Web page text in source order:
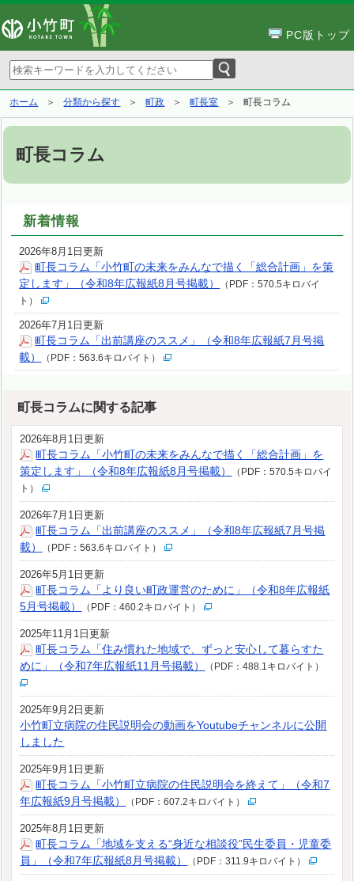
PC版トップ
ホーム 分類から探す 町政 町長室 町長コラム
町長コラム
新着情報
2026年8月1日更新
町長コラム「小竹町の未来をみんなで描く「総合計画」を策
定します」（令和8年広報紙8月号掲載）
（PDF：570.5キロバイ
ト）
2026年7月1日更新
町長コラム「出前講座のススメ」（令和8年広報紙7月号掲
載）
（PDF：563.6キロバイト）
町長コラムに関する記事
2026年8月1日更新
町長コラム「小竹町の未来をみんなで描く「総合計画」を
策定します」（令和8年広報紙8月号掲載）
（PDF：570.5キロバイ
ト）
2026年7月1日更新
町長コラム「出前講座のススメ」（令和8年広報紙7月号掲
載）
（PDF：563.6キロバイト）
2026年5月1日更新
町長コラム「より良い町政運営のために」（令和8年広報紙
5月号掲載）
（PDF：460.2キロバイト）
2025年11月1日更新
町長コラム「住み慣れた地域で、ずっと安心して暮らすた
めに」（令和7年広報紙11月号掲載）
（PDF：488.1キロバイト）
2025年9月2日更新
小竹町立病院の住民説明会の動画をYoutubeチャンネルに公開
しました
2025年9月1日更新
町長コラム「小竹町立病院の住民説明会を終えて」（令和7
年広報紙9月号掲載）
（PDF：607.2キロバイト）
2025年8月1日更新
町長コラム「地域を支える“身近な相談役”民生委員・児童委
員」（令和7年広報紙8月号掲載）
（PDF：311.9キロバイト）